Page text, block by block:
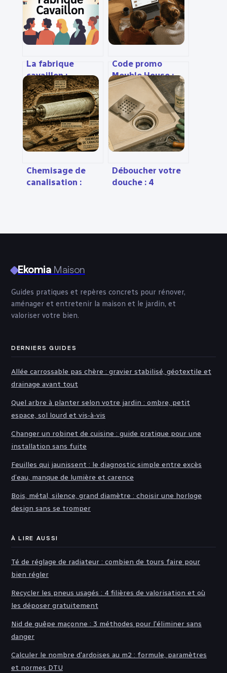
La fabrique
cavaillon :
concept, avis et
guide pratique
pour en profiter
Code promo
Meuble House :
25€ de réduction
immédiate et
guide
d’utilisation
Chemisage de
canalisation :
Déboucher votre
douche : 4
EkomiaMaison
Guides pratiques et repères concrets pour rénover,
aménager et entretenir la maison et le jardin, et
valoriser votre bien.
DERNIERS GUIDES
Allée carrossable pas chère : gravier stabilisé, géotextile et
drainage avant tout
Quel arbre à planter selon votre jardin : ombre, petit
espace, sol lourd et vis-à-vis
Changer un robinet de cuisine : guide pratique pour une
installation sans fuite
Feuilles qui jaunissent : le diagnostic simple entre excès
d’eau, manque de lumière et carence
Bois, métal, silence, grand diamètre : choisir une horloge
design sans se tromper
À LIRE AUSSI
Té de réglage de radiateur : combien de tours faire pour
bien régler
Recycler les pneus usagés : 4 filières de valorisation et où
les déposer gratuitement
Nid de guêpe maçonne : 3 méthodes pour l'éliminer sans
danger
Calculer le nombre d'ardoises au m2 : formule, paramètres
et normes DTU